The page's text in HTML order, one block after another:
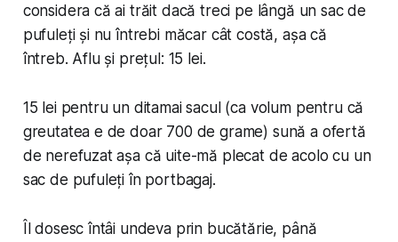
considera că ai trăit dacă treci pe lângă un sac de
pufuleți și nu întrebi măcar cât costă, așa că
întreb. Aflu și prețul: 15 lei.
15 lei pentru un ditamai sacul (ca volum pentru că
greutatea e de doar 700 de grame) sună a ofertă
de nerefuzat așa că uite-mă plecat de acolo cu un
sac de pufuleți în portbagaj.
Îl dosesc întâi undeva prin bucătărie, până